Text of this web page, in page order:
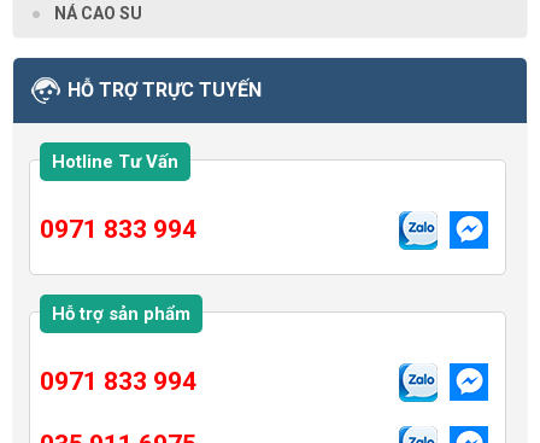
NÁ CAO SU
HỖ TRỢ TRỰC TUYẾN
Hotline Tư Vấn
0971 833 994
Hỗ trợ sản phẩm
0971 833 994